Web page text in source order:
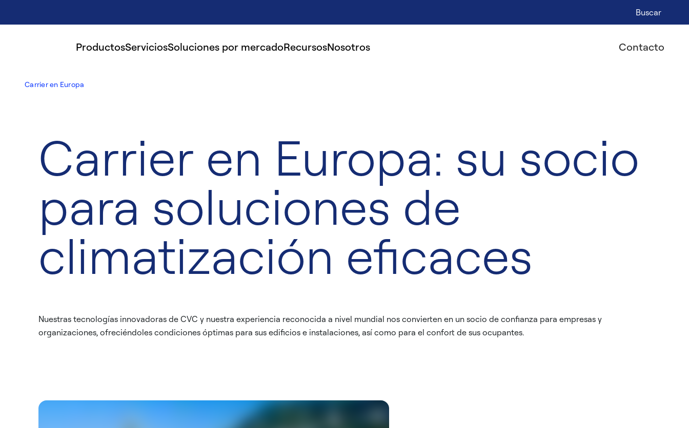
Buscar
ProductosServiciosSoluciones por mercadoRecursosNosotros Contacto
Carrier en Europa
Carrier en Europa: su socio
para soluciones de
climatización eficaces
Nuestras tecnologías innovadoras de CVC y nuestra experiencia reconocida a nivel mundial nos convierten en un socio de confianza para empresas y
organizaciones, ofreciéndoles condiciones óptimas para sus edificios e instalaciones, así como para el confort de sus ocupantes.